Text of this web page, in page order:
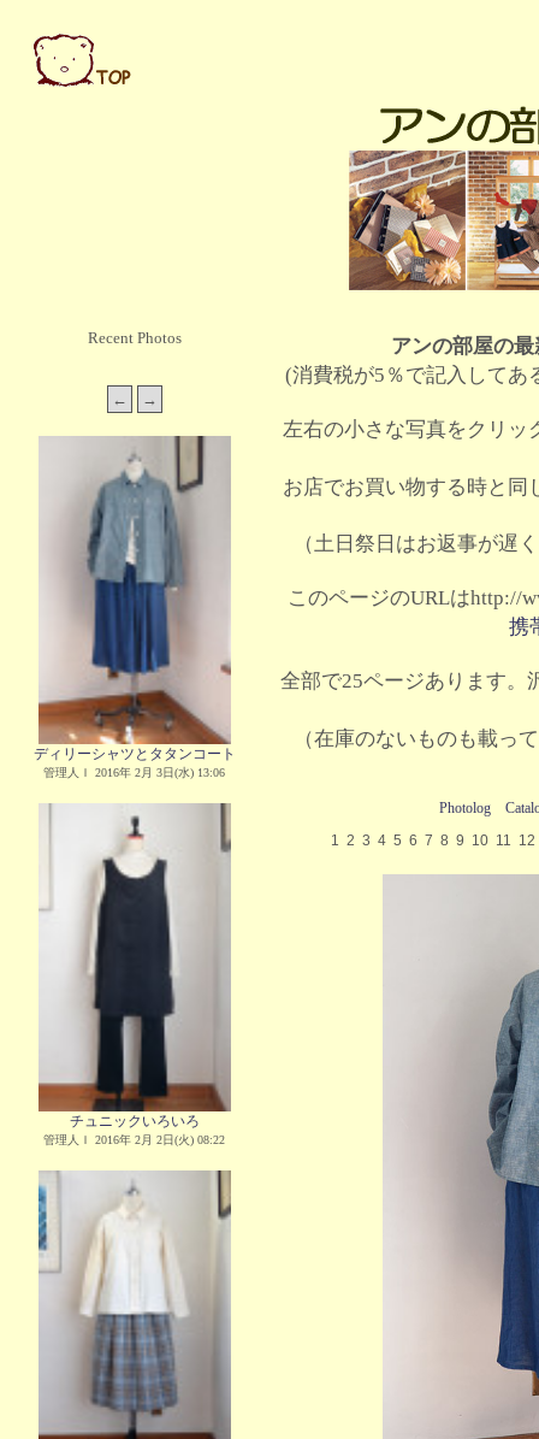
Recent Photos
ディリーシャツとタタンコート
管理人Ｉ 2016年 2月 3日(水) 13:06
チュニックいろいろ
管理人Ｉ 2016年 2月 2日(火) 08:22
アンの部屋の
(消費税が5％で記入してあ
左右の小さな写真をクリッ
お店でお買い物する時と同
（土日祭日はお返事が遅
このページのURLはhttp://
携
全部で25ページあります。
（在庫のないものも載っ
Photolog
1 2 3 4 5 6 7 8 9 10 11 12